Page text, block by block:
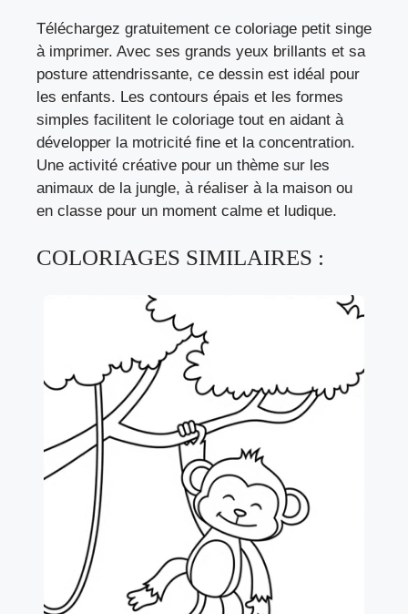
Téléchargez gratuitement ce coloriage petit singe
à imprimer. Avec ses grands yeux brillants et sa
posture attendrissante, ce dessin est idéal pour
les enfants. Les contours épais et les formes
simples facilitent le coloriage tout en aidant à
développer la motricité fine et la concentration.
Une activité créative pour un thème sur les
animaux de la jungle, à réaliser à la maison ou
en classe pour un moment calme et ludique.
COLORIAGES SIMILAIRES :